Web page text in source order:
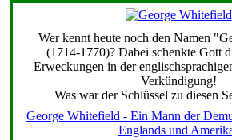
Wer kennt heute noch den Namen
(1714-1770)? Dabei schenkte Gott
Erweckungen in der
Verkündigung!
Was war der Schlüssel zu diesen
George Whitefield - Ein Mann der
Englands und